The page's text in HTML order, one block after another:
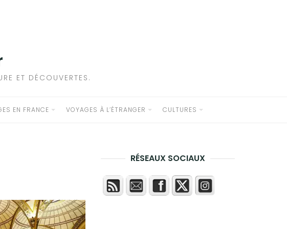
ET DÉCOUVERTES.
EN FRANCE VOYAGES À L’ÉTRANGER CULTURES
RÉSEAUX SOCIAUX